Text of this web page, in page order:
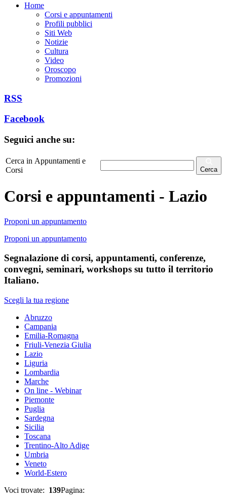
Home
Corsi e appuntamenti
Profili pubblici
Siti Web
Notizie
Cultura
Video
Oroscopo
Promozioni
RSS
Facebook
Seguici anche su:
Cerca in Appuntamenti e
Corsi
Cerca
Corsi e appuntamenti - Lazio
Proponi un appuntamento
Proponi un appuntamento
Segnalazione di corsi, appuntamenti, conferenze,
convegni, seminari, workshops su tutto il territorio
Italiano.
Scegli la tua regione
Abruzzo
Campania
Emilia-Romagna
Friuli-Venezia Giulia
Lazio
Liguria
Lombardia
Marche
On line - Webinar
Piemonte
Puglia
Sardegna
Sicilia
Toscana
Trentino-Alto Adige
Umbria
Veneto
World-Estero
Voci trovate: 139Pagina: